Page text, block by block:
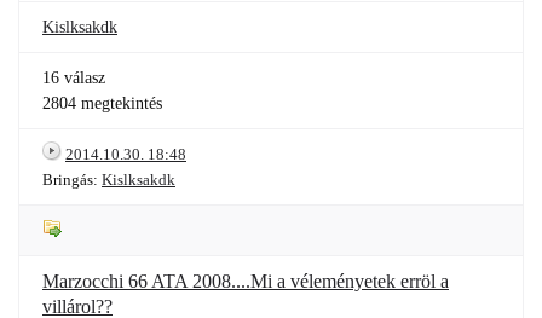
Kislksakdk
16 válasz
2804 megtekintés
2014.10.30. 18:48
Bringás: Kislksakdk
Marzocchi 66 ATA 2008....Mi a véleményetek erröl a
villárol??